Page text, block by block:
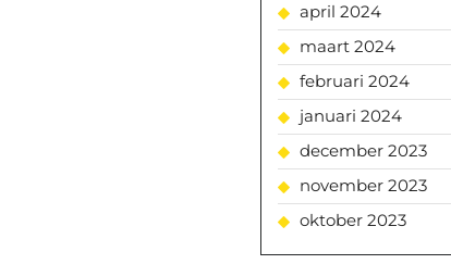
april 2024
maart 2024
februari 2024
januari 2024
december 2023
november 2023
oktober 2023